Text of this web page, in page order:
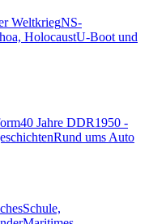
WeltkriegNS-
HolocaustU-Boot und
40 Jahre DDR1950 -
Rund ums Auto
Schule,